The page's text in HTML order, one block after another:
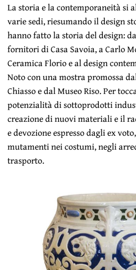
La storia e la contemporaneità si
varie sedi, riesumando il design
hanno fatto la storia del design:
fornitori di Casa Savoia, a Carlo
Ceramica Florio e al design
Noto con una mostra promossa
Chiasso e dal Museo Riso. Per
potenzialità di sottoprodotti
creazione di nuovi materiali e il
e devozione espresso dagli ex
mutamenti nei costumi, negli
trasporto.